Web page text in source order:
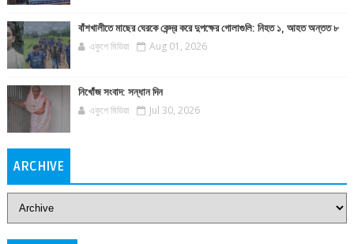
বাঁশখালীতে মাছের ঘেরকে কেন্দ্র করে দুপক্ষের গোলাগুলি: নিহত ১, আহত অন্তত ৮
একুশে মিডিয়া Aug 01, 2026
নিখোঁজ সংবাদ: সন্ধান দিন
একুশে মিডিয়া Jul 30, 2026
ARCHIVE